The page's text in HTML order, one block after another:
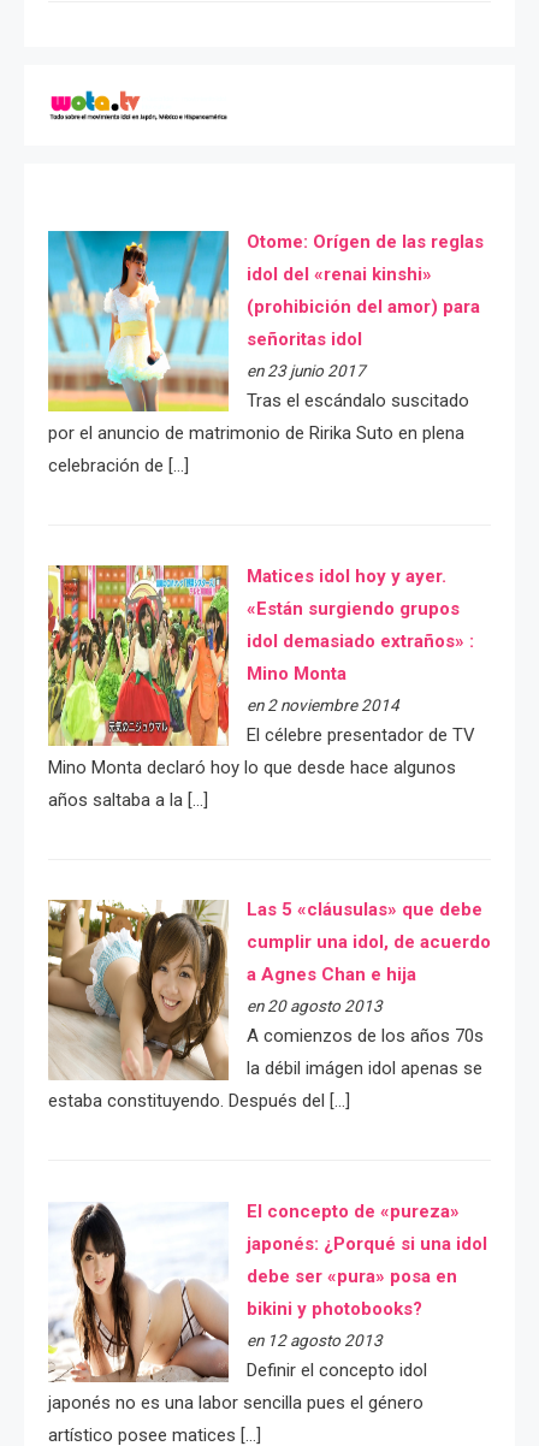
Otome: Orígen de las reglas
idol del «renai kinshi»
(prohibición del amor) para
señoritas idol
en 23 junio 2017
Tras el escándalo suscitado
por el anuncio de matrimonio de Ririka Suto en plena
celebración de […]
Matices idol hoy y ayer.
«Están surgiendo grupos
idol demasiado extraños» :
Mino Monta
en 2 noviembre 2014
El célebre presentador de TV
Mino Monta declaró hoy lo que desde hace algunos
años saltaba a la […]
Las 5 «cláusulas» que debe
cumplir una idol, de acuerdo
a Agnes Chan e hija
en 20 agosto 2013
A comienzos de los años 70s
la débil imágen idol apenas se
estaba constituyendo. Después del […]
El concepto de «pureza»
japonés: ¿Porqué si una idol
debe ser «pura» posa en
bikini y photobooks?
en 12 agosto 2013
Definir el concepto idol
japonés no es una labor sencilla pues el género
artístico posee matices […]